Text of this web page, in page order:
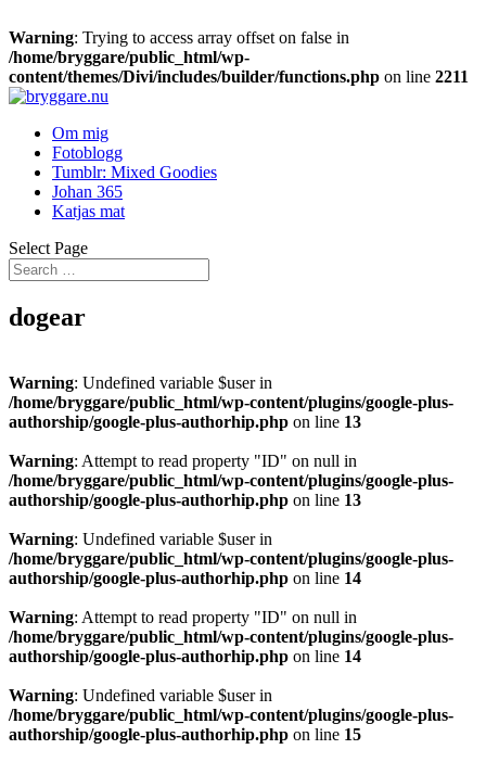
Warning: Trying to access array offset on false in
/home/bryggare/public_html/wp-
content/themes/Divi/includes/builder/functions.php on line 2211
Om mig
Fotoblogg
Tumblr: Mixed Goodies
Johan 365
Katjas mat
Select Page
dogear
Warning: Undefined variable $user in
/home/bryggare/public_html/wp-content/plugins/google-plus-
authorship/google-plus-authorhip.php on line 13
Warning: Attempt to read property "ID" on null in
/home/bryggare/public_html/wp-content/plugins/google-plus-
authorship/google-plus-authorhip.php on line 13
Warning: Undefined variable $user in
/home/bryggare/public_html/wp-content/plugins/google-plus-
authorship/google-plus-authorhip.php on line 14
Warning: Attempt to read property "ID" on null in
/home/bryggare/public_html/wp-content/plugins/google-plus-
authorship/google-plus-authorhip.php on line 14
Warning: Undefined variable $user in
/home/bryggare/public_html/wp-content/plugins/google-plus-
authorship/google-plus-authorhip.php on line 15